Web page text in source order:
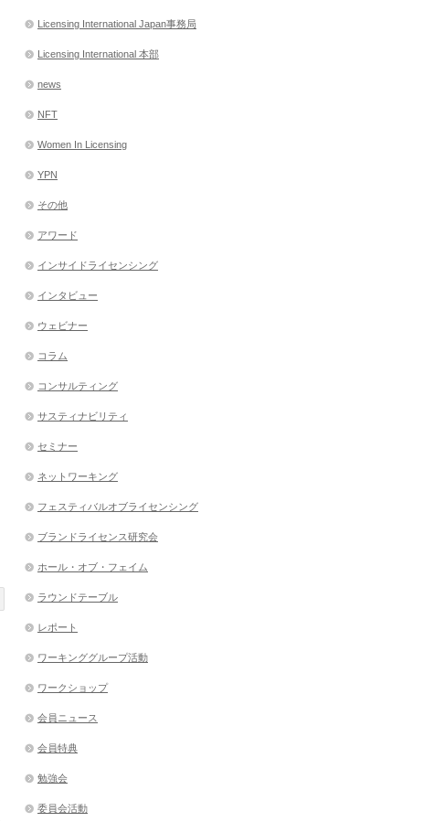
Licensing International Japan事務局
Licensing International 本部
news
NFT
Women In Licensing
YPN
その他
アワード
インサイドライセンシング
インタビュー
ウェビナー
コラム
コンサルティング
サスティナビリティ
セミナー
ネットワーキング
フェスティバルオブライセンシング
ブランドライセンス研究会
ホール・オブ・フェイム
ラウンドテーブル
レポート
ワーキンググループ活動
ワークショップ
会員ニュース
会員特典
勉強会
委員会活動